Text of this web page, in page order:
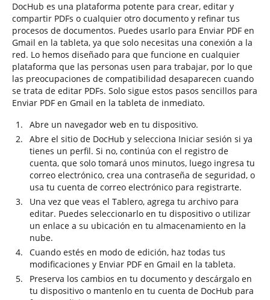
DocHub es una plataforma potente para crear, editar y
compartir PDFs o cualquier otro documento y refinar tus
procesos de documentos. Puedes usarlo para Enviar PDF en
Gmail en la tableta, ya que solo necesitas una conexión a la
red. Lo hemos diseñado para que funcione en cualquier
plataforma que las personas usen para trabajar, por lo que
las preocupaciones de compatibilidad desaparecen cuando
se trata de editar PDFs. Solo sigue estos pasos sencillos para
Enviar PDF en Gmail en la tableta de inmediato.
Abre un navegador web en tu dispositivo.
Abre el sitio de DocHub y selecciona Iniciar sesión si ya
tienes un perfil. Si no, continúa con el registro de
cuenta, que solo tomará unos minutos, luego ingresa tu
correo electrónico, crea una contraseña de seguridad, o
usa tu cuenta de correo electrónico para registrarte.
Una vez que veas el Tablero, agrega tu archivo para
editar. Puedes seleccionarlo en tu dispositivo o utilizar
un enlace a su ubicación en tu almacenamiento en la
nube.
Cuando estés en modo de edición, haz todas tus
modificaciones y Enviar PDF en Gmail en la tableta.
Preserva los cambios en tu documento y descárgalo en
tu dispositivo o mantenlo en tu cuenta de DocHub para